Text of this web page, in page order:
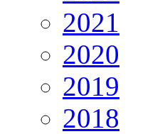
2021
2020
2019
2018